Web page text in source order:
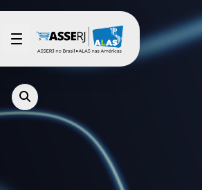
Pular para o Conteúdo principal